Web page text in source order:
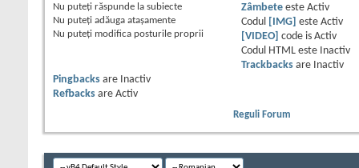
Nu puteţi răspunde la subiecte
Nu puteţi adăuga ataşamente
Nu puteţi modifica posturile proprii
Zâmbeteeste Activ
Codul
[IMG] este Activ
[VIDEO] code is Activ
Codul HTML este
Inactiv
Trackbacksare
Inactiv
Pingbacks are
Inactiv
Refbacks are Activ
Reguli Forum